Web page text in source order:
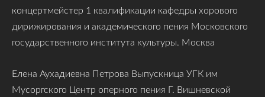
концертмейстер 1 квалификации кафедры хорового
дирижирования и академического пения Московского
государственного института культуры. Москва
Елена Аухадиевна Петрова Выпускница УГК им
Мусоргского Центр оперного пения Г. Вишневской